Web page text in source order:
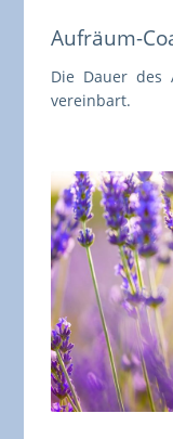
Aufräum-
Die Dauer des
vereinbart.